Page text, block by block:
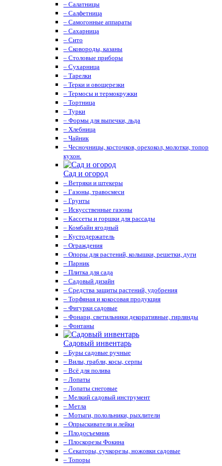
– Салатницы
– Салфетница
– Самогонные аппараты
– Сахарница
– Сито
– Сковороды, казаны
– Столовые приборы
– Сухарница
– Тарелки
– Терки и овощерезки
– Термосы и термокружки
– Тортница
– Турки
– Формы для выпечки, льда
– Хлебница
– Чайник
– Чесночницы, косточков, орехокол, молотки, топор
кухон.
Сад и огород
– Ветряки и штекеры
– Газоны, травосмеси
– Грунты
– Искусственные газоны
– Кассеты и горшки для рассады
– Комбайн ягодный
– Кустодержатель
– Ограждения
– Опоры для растений, колышки, решетки, дуги
– Парник
– Плитка для сада
– Садовый дизайн
– Средства защиты растений, удобрения
– Торфяная и кокосовая продукция
– Фигурки садовые
– Фонари, светильники декоративные, гирлянды
– Фонтаны
Садовый инвентарь
– Буры садовые ручные
– Вилы, грабли, косы, серпы
– Всё для полива
– Лопаты
– Лопаты снеговые
– Мелкий садовый инструмент
– Метла
– Мотыги, полольники, рыхлители
– Опрыскиватели и лейки
– Плодосъемник
– Плоскорезы Фокина
– Секаторы, сучкорезы, ножовки садовые
– Топоры